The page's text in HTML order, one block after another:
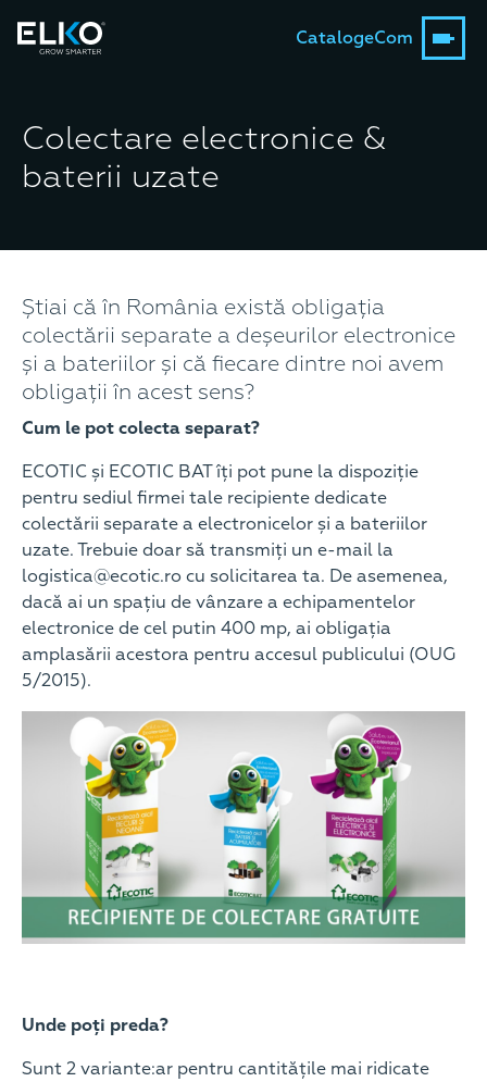
CatalogeCom
Colectare electronice &
baterii uzate
Știai că în România există obligația
colectării separate a deșeurilor electronice
și a bateriilor și că fiecare dintre noi avem
obligații în acest sens?
Cum le pot colecta separat?
ECOTIC și ECOTIC BAT îți pot pune la dispoziție
pentru sediul firmei tale recipiente dedicate
colectării separate a electronicelor și a bateriilor
uzate. Trebuie doar să transmiți un e-mail la
logistica@ecotic.ro cu solicitarea ta. De asemenea,
dacă ai un spațiu de vânzare a echipamentelor
electronice de cel putin 400 mp, ai obligația
amplasării acestora pentru accesul publicului (OUG
5/2015).
Unde poți preda?
Sunt 2 variante:ar pentru cantitățile mai ridicate